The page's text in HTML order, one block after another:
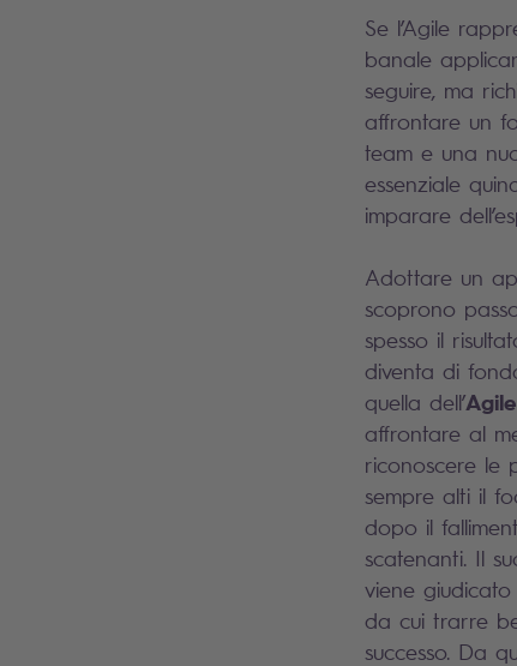
Se l’Agile
banale
seguire, ma
affrontare un
team e una
essenziale
imparare
Adottare un
scoprono
spesso il
diventa di
quella dell’
affrontare al
riconoscere le
sempre alti il
dopo il
scatenanti. Il
viene
da cui trarre
successo. Da